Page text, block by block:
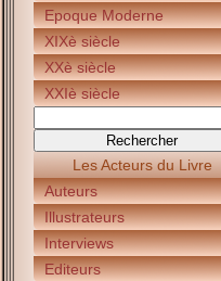
Epoque Moderne
XIXè siècle
XXè siècle
XXIè siècle
Les Acteurs du Livre
Auteurs
Illustrateurs
Interviews
Editeurs